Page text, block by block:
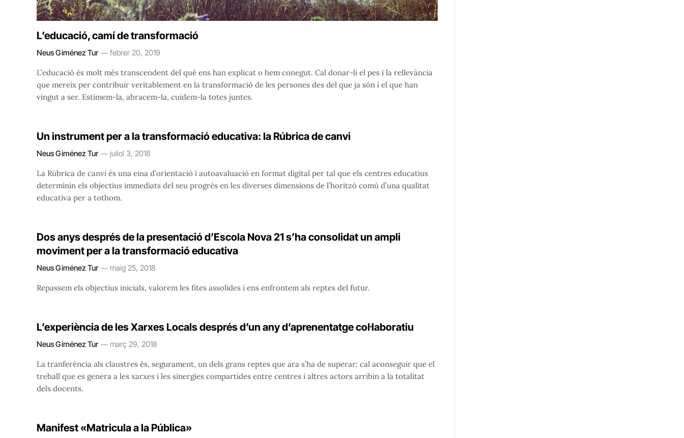
L’educació, camí de transformació
Neus Giménez Tur febrer 20, 2019
L’educació és molt més transcendent del què ens han explicat o hem conegut. Cal donar-li el pes i la rellevància
que mereix per contribuir veritablement en la transformació de les persones des del que ja són i el que han
vingut a ser. Estimem-la, abracem-la, cuidem-la totes juntes.
Un instrument per a la transformació educativa: la Rúbrica de canvi
Neus Giménez Tur juliol 3, 2018
La Rúbrica de canvi és una eina d’orientació i autoavaluació en format digital per tal que els centres educatius
determinin els objectius immediats del seu progrés en les diverses dimensions de l’horitzó comú d’una qualitat
educativa per a tothom.
Dos anys després de la presentació d’Escola Nova 21 s’ha consolidat un ampli
moviment per a la transformació educativa
Neus Giménez Tur maig 25, 2018
Repassem els objectius inicials, valorem les fites assolides i ens enfrontem als reptes del futur.
L’experiència de les Xarxes Locals després d’un any d’aprenentatge col·laboratiu
Neus Giménez Tur març 29, 2018
La tranferència als claustres és, segurament, un dels grans reptes que ara s’ha de superar: cal aconseguir que el
treball que es genera a les xarxes i les sinergies compartides entre centres i altres actors arribin a la totalitat
dels docents.
Manifest «Matricula a la Pública»